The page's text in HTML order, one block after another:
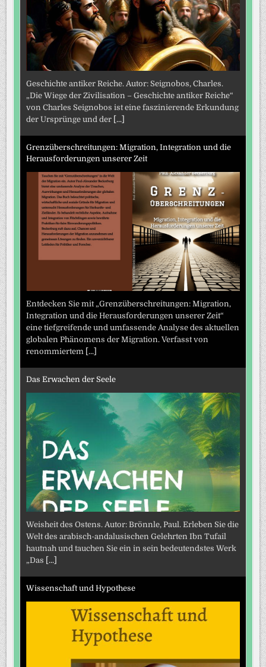
Geschichte antiker Reiche. Autor: Seignobos, Charles.
„Die Wiege der Zivilisation – Geschichte antiker Reiche“
von Charles Seignobos ist eine faszinierende Erkundung
der Ursprünge und der [...]
Grenzüberschreitungen: Migration, Integration und die
Herausforderungen unserer Zeit
Entdecken Sie mit „Grenzüberschreitungen: Migration,
Integration und die Herausforderungen unserer Zeit“
eine tiefgreifende und umfassende Analyse des aktuellen
globalen Phänomens der Migration. Verfasst von
renommiertem [...]
Das Erwachen der Seele
Weisheit des Ostens. Autor: Brönnle, Paul. Erleben Sie die
Welt des arabisch-andalusischen Gelehrten Ibn Tufail
hautnah und tauchen Sie ein in sein bedeutendstes Werk
„Das [...]
Wissenschaft und Hypothese